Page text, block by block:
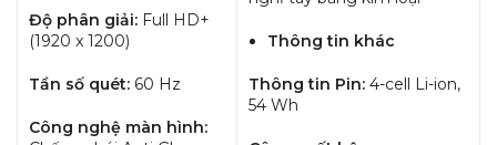
Độ phân giải: Full HD+
(1920 x 1200)
Tần số quét: 60 Hz
Công nghệ màn hình:
Thông tin khác
Thông tin Pin: 4-cell Li-ion,
54 Wh